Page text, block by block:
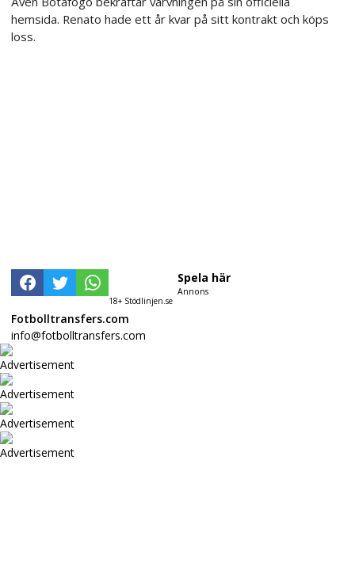
hemsida. Renato hade ett år kvar på sitt kontrakt och köps
loss.
18+ Stödlinjen.se
Spela här
Annons
Fotbolltransfers.com
info@fotbolltransfers.com